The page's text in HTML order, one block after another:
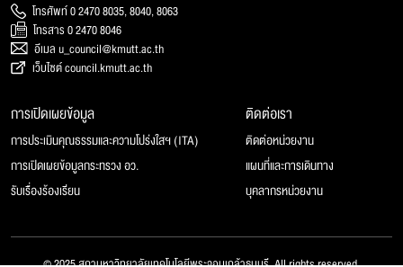
โทรศัพท์ 0 2470 8035, 8040, 8063
โทรสาร 0 2470 8046
อีเมล u_council@kmutt.ac.th
เว็บไซต์ council.kmutt.ac.th
การเปิดเผยข้อมูล
การประเมินคุณธรรมและความโปร่งใสฯ (ITA)
การเปิดเผยข้อมูลกระทรวง อว.
รับเรื่องร้องเรียน
ติดต่อเรา
ติดต่อหน่วยงาน
แผนที่และการเดินทาง
บุคลากรหน่วยงาน